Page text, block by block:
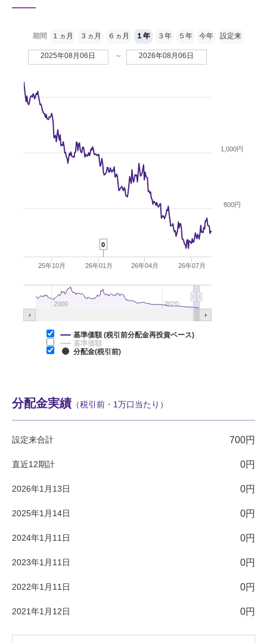
0
26年01月 26年07月
25年10月 26年04月
2000 2020
800円
1,000円
期間 １ヵ月 ３ヵ月 ６ヵ月 １年 ３年 ５年 今年 設定来
2025年08月06日 ～ 2026年08月06日
基準価額 (税引前分配金再投資ベース)
基準価額
分配金(税引前)
分配金実績（税引前・1万口当たり）
設定来合計 700円
直近12期計 0円
2026年1月13日 0円
2025年1月14日 0円
2024年1月11日 0円
2023年1月11日 0円
2022年1月11日 0円
2021年1月12日 0円